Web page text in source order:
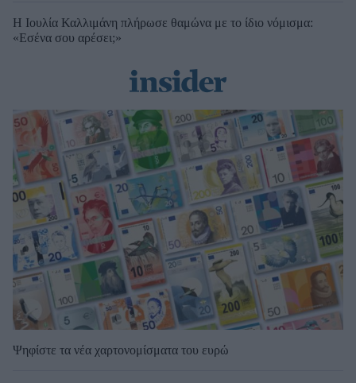
Η Ιουλία Καλλιμάνη πλήρωσε θαμώνα με το ίδιο νόμισμα:
«Εσένα σου αρέσει;»
Ψηφίστε τα νέα χαρτονομίσματα του ευρώ